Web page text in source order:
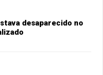
desaparecido no